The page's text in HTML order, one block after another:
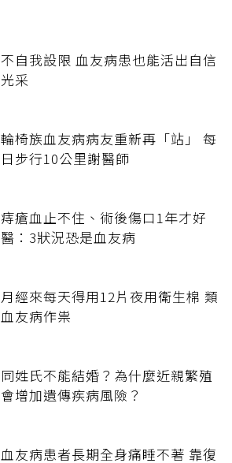
不自我設限 血友病患也能活出自信
光采
輪椅族血友病病友重新再「站」 每
日步行10公里謝醫師
痔瘡血止不住、術後傷口1年才好
醫：3狀況恐是血友病
月經來每天得用12片夜用衛生棉 類
血友病作祟
同姓氏不能結婚？為什麼近親繁殖
會增加遺傳疾病風險？
血友病患者長期全身痛睡不著 靠復